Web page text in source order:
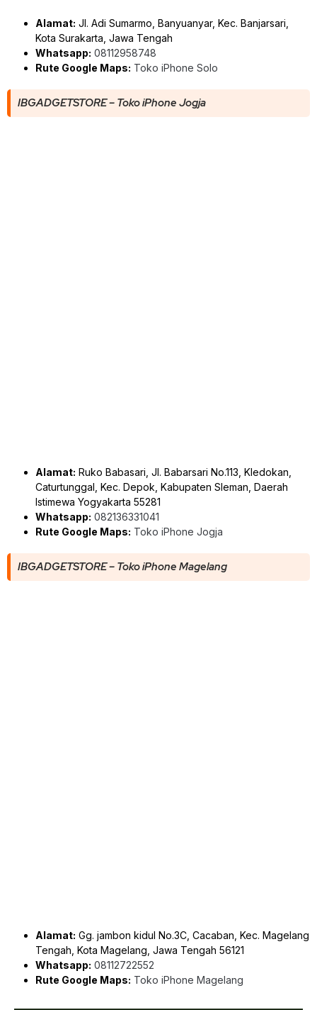
Alamat: Jl. Adi Sumarmo, Banyuanyar, Kec. Banjarsari,
Kota Surakarta, Jawa Tengah
Whatsapp: 08112958748
Rute Google Maps: Toko iPhone Solo
IBGADGETSTORE – Toko iPhone Jogja
Alamat: Ruko Babasari, Jl. Babarsari No.113, Kledokan,
Caturtunggal, Kec. Depok, Kabupaten Sleman, Daerah
Istimewa Yogyakarta 55281
Whatsapp: 082136331041
Rute Google Maps: Toko iPhone Jogja
IBGADGETSTORE – Toko iPhone Magelang
Alamat: Gg. jambon kidul No.3C, Cacaban, Kec. Magelang
Tengah, Kota Magelang, Jawa Tengah 56121
Whatsapp: 08112722552
Rute Google Maps: Toko iPhone Magelang